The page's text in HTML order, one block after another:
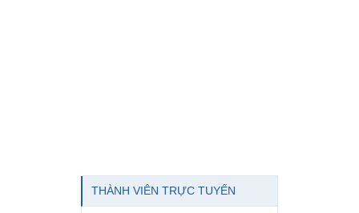
THÀNH VIÊN TRỰC TUYẾN